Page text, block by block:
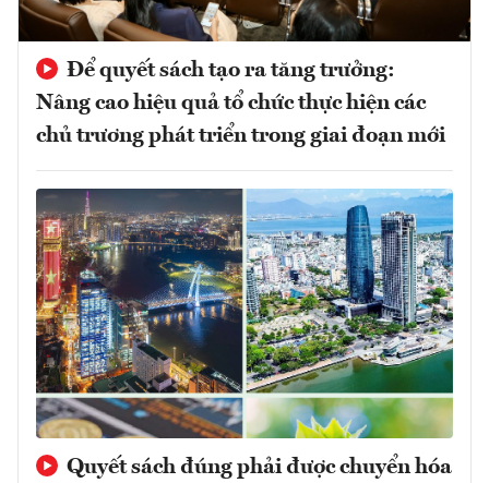
Để quyết sách tạo ra tăng trưởng:
Nâng cao hiệu quả tổ chức thực hiện các
chủ trương phát triển trong giai đoạn mới
Quyết sách đúng phải được chuyển hóa